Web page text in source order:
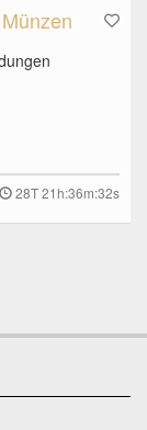
28T 21h:36m:31s